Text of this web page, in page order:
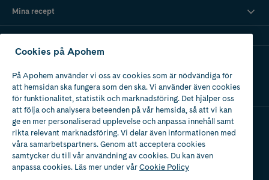
Mina recept
Apotek med tillstånd
av Läkemedelsverket
Cookies på Apohem
På Apohem använder vi oss av cookies som är nödvändiga för
att hemsidan ska fungera som den ska. Vi använder även cookies
för funktionalitet, statistik och marknadsföring. Det hjälper oss
att följa och analysera beteenden på vår hemsida, så att vi kan
ge en mer personaliserad upplevelse och anpassa innehåll samt
rikta relevant marknadsföring. Vi delar även informationen med
våra samarbetspartners. Genom att acceptera cookies
samtycker du till vår användning av cookies. Du kan även
anpassa cookies. Läs mer under vårCookie Policy